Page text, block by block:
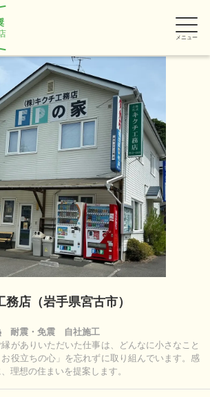
メニュー
店（岩手県宮古市）
耐震・免震 自社施工
がありいただいた仕事は、どんなに小さなこと
役立ちの心」を忘れずに取り組んでいます。感
理想の住まいを提案します。